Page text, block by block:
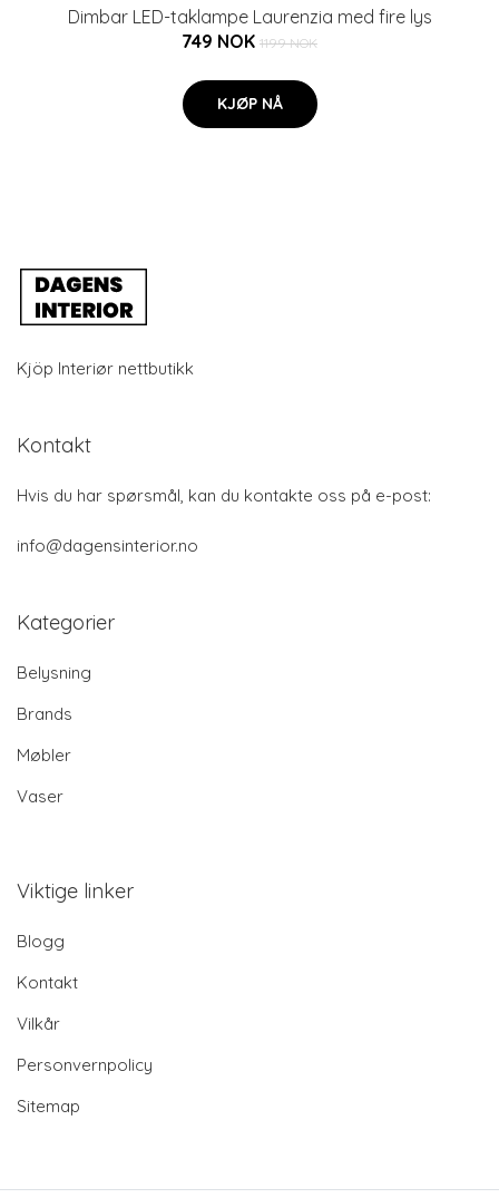
Dimbar LED-taklampe Laurenzia med fire lys
749 NOK 1199 NOK
KJØP NÅ
Kjöp Interiør nettbutikk
Kontakt
Hvis du har spørsmål, kan du kontakte oss på e-post:
info@dagensinterior.no
Kategorier
Belysning
Brands
Møbler
Vaser
Viktige linker
Blogg
Kontakt
Vilkår
Personvernpolicy
Sitemap